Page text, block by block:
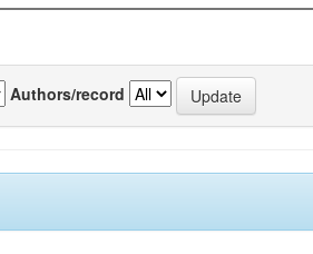
Authors/record